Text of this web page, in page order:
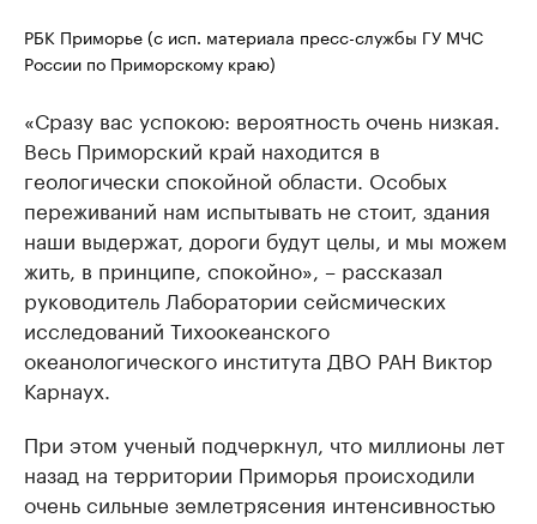
РБК Приморье (с исп. материала пресс-службы ГУ МЧС
России по Приморскому краю)
«Сразу вас успокою: вероятность очень низкая.
Весь Приморский край находится в
геологически спокойной области. Особых
переживаний нам испытывать не стоит, здания
наши выдержат, дороги будут целы, и мы можем
жить, в принципе, спокойно», – рассказал
руководитель Лаборатории сейсмических
исследований Тихоокеанского
океанологического института ДВО РАН Виктор
Карнаух.
При этом ученый подчеркнул, что миллионы лет
назад на территории Приморья происходили
очень сильные землетрясения интенсивностью